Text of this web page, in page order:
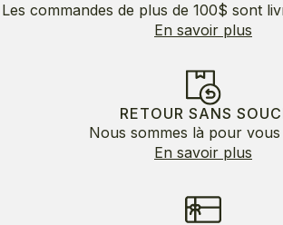
Les commandes de plus de 100$ sont
En savoir plus
RETOUR SANS
Nous sommes là pour vous
En savoir plus